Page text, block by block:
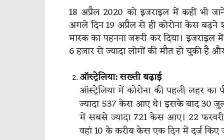
18 अप्रैल 2020 को इजराइल में कहीं भी
अगले दिन 19 अप्रैल से ही कोरोना केस बढ़ने
मास्क का पहनना जरूरी कर दिया।
6 हजार से ज्यादा लोगों की मौत हो चुकी है
ऑस्ट्रेलिया: सख्ती बढ़ाई
ऑस्ट्रेलिया में कोरोना की पहली लहर
ज्यादा 537 केस आए थे। इसके बाद 30
में सबसे ज्यादा 721 केस आए। 22
वहां 10 के करीब केस एक दिन में दर्ज किए